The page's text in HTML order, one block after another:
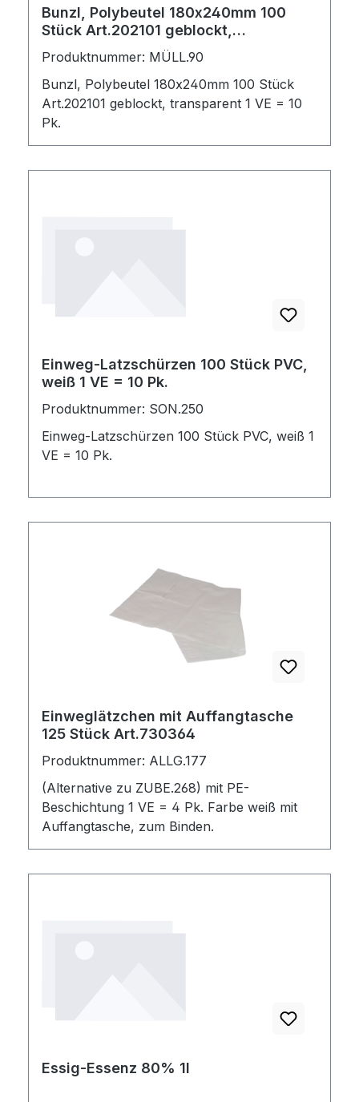
Bunzl, Polybeutel 180x240mm 100
Stück Art.202101 geblockt,
transparent 1 VE = 10 Pk.
Produktnummer: MÜLL.90
Bunzl, Polybeutel 180x240mm 100 Stück
Art.202101 geblockt, transparent 1 VE = 10
Pk.
Einweg-Latzschürzen 100 Stück PVC,
weiß 1 VE = 10 Pk.
Produktnummer: SON.250
Einweg-Latzschürzen 100 Stück PVC, weiß 1
VE = 10 Pk.
Einweglätzchen mit Auffangtasche
125 Stück Art.730364
Produktnummer: ALLG.177
(Alternative zu ZUBE.268) mit PE-
Beschichtung 1 VE = 4 Pk. Farbe weiß mit
Auffangtasche, zum Binden.
Essig-Essenz 80% 1l